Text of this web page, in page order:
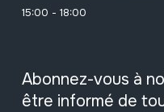
15:00 - 18:00
Abonnez-vous à
être informé de